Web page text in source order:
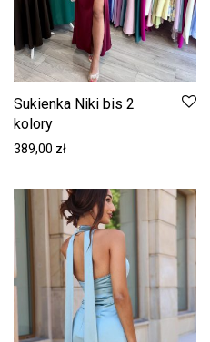
Sukienka Niki bis 2
kolory
389,00 zł